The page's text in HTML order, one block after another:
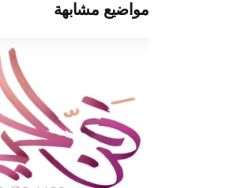
مواضيع مشابهة